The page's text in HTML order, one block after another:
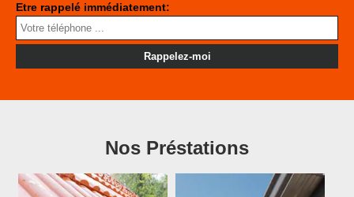
Etre rappelé immédiatement:
Nos Préstations